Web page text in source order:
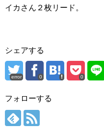
イカさん２枚リード。
シェアする
error 0 0
フォローする